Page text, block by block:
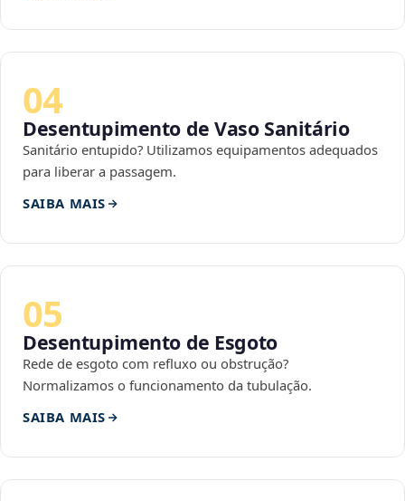
04
Desentupimento de Vaso Sanitário
Sanitário entupido? Utilizamos equipamentos adequados
para liberar a passagem.
SAIBA MAIS
05
Desentupimento de Esgoto
Rede de esgoto com refluxo ou obstrução?
Normalizamos o funcionamento da tubulação.
SAIBA MAIS